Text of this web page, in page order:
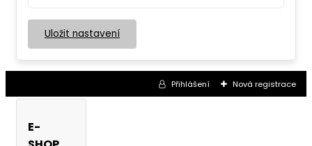
Uložit nastavení
Přihlášení Nová registrace
E-